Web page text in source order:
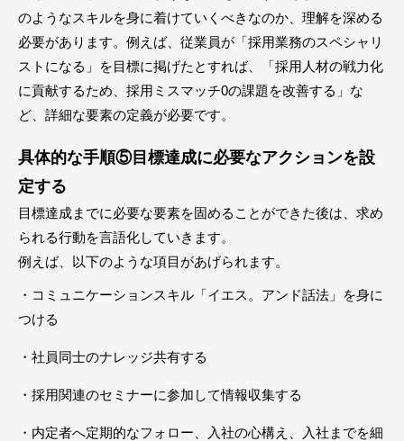
のようなスキルを身に着けていくべきなのか、理解を深める
必要があります。例えば、従業員が「採用業務のスペシャリ
ストになる」を目標に掲げたとすれば、「採用人材の戦力化
に貢献するため、採用ミスマッチ0の課題を改善する」な
ど、詳細な要素の定義が必要です。
具体的な手順⑤目標達成に必要なアクションを設
定する
目標達成までに必要な要素を固めることができた後は、求め
られる行動を言語化していきます。
例えば、以下のような項目があげられます。
・コミュニケーションスキル「イエス。アンド話法」を身に
つける
・社員同士のナレッジ共有する
・採用関連のセミナーに参加して情報収集する
・内定者へ定期的なフォロー、入社の心構え、入社までを細